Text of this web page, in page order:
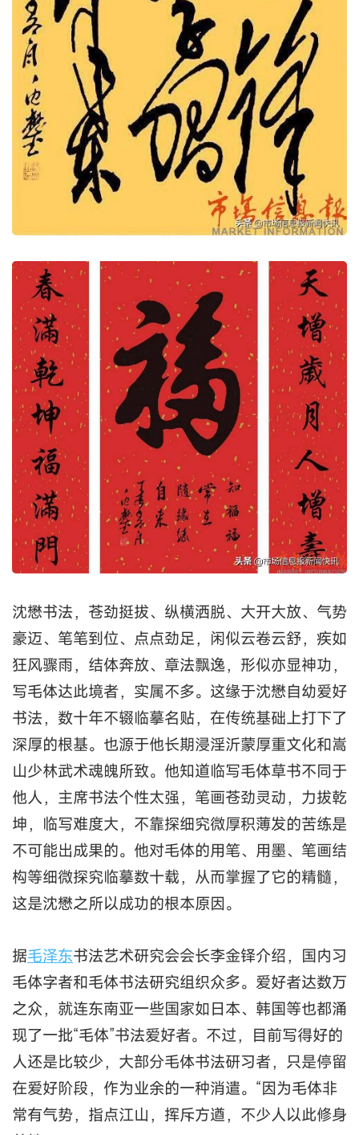
沈懋书法，苍劲挺拔、纵横洒脱、大开大放、气势
豪迈、笔笔到位、点点劲足，闲似云卷云舒，疾如
狂风骤雨，结体奔放、章法飘逸，形似亦显神功，
写毛体达此境者，实属不多。这缘于沈懋自幼爱好
书法，数十年不辍临摹名贴，在传统基础上打下了
深厚的根基。也源于他长期浸淫沂蒙厚重文化和嵩
山少林武术魂魄所致。他知道临写毛体草书不同于
他人，主席书法个性太强，笔画苍劲灵动，力拔乾
坤，临写难度大，不靠探细究微厚积薄发的苦练是
不可能出成果的。他对毛体的用笔、用墨、笔画结
构等细微探究临摹数十载，从而掌握了它的精髓，
这是沈懋之所以成功的根本原因。
据毛泽东书法艺术研究会会长李金铎介绍，国内习
毛体字者和毛体书法研究组织众多。爱好者达数万
之众，就连东南亚一些国家如日本、韩国等也都涌
现了一批“毛体”书法爱好者。不过，目前写得好的
人还是比较少，大部分毛体书法研习者，只是停留
在爱好阶段，作为业余的一种消遣。“因为毛体非
常有气势，指点江山，挥斥方遒，不少人以此修身